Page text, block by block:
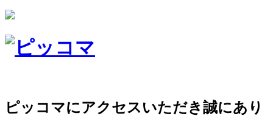
ピッコマにアクセスいただき誠にあり